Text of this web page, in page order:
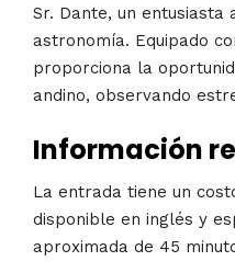
Sr. Dante, un entusiasta
astronomía. Equipado
proporciona la
andino, observando
Información
La entrada tiene un
disponible en inglés y
aproximada de 45